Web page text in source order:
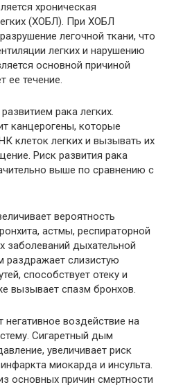
хроническая
(ХОБЛ). При ХОБЛ
легочной ткани, что
легких и нарушению
основной причиной
ее течение.
рака легких.
канцерогены, которые
клеток легких и вызывать их
Риск развития рака
выше по сравнению с
вероятность
астмы, респираторной
заболеваний дыхательной
раздражает слизистую
способствует отеку и
вызывает спазм бронхов.
воздействие на
Сигаретный дым
увеличивает риск
миокарда и инсульта.
основных причин смертности